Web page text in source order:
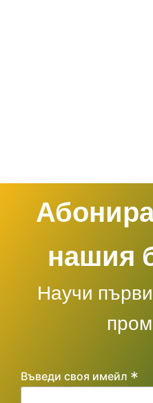
нашия
Научи
Въведи своя имейл *